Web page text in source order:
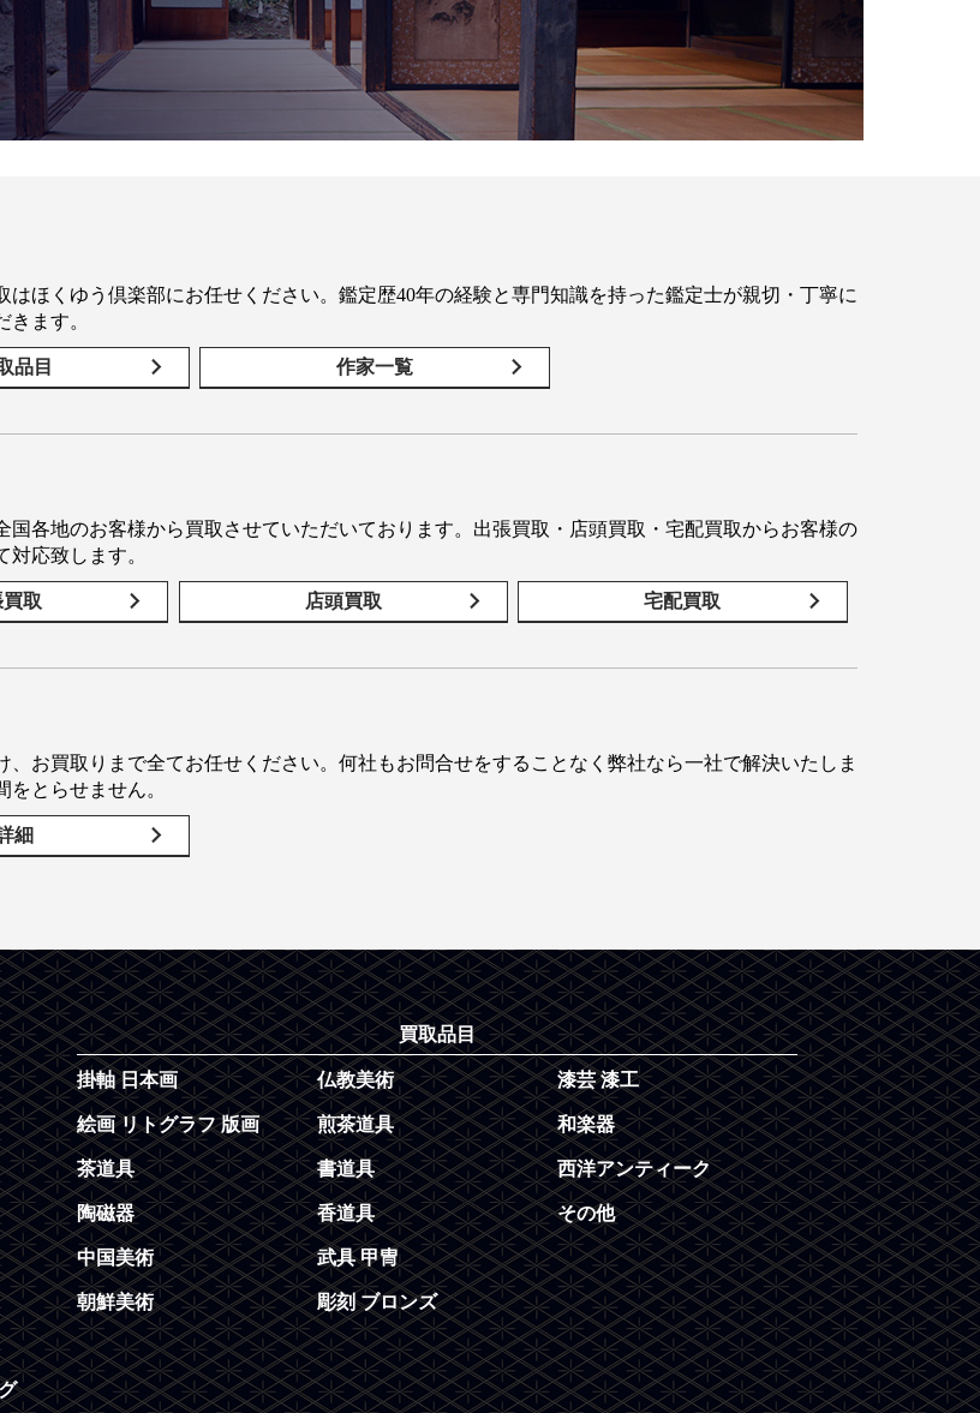
はほくゆう倶楽部にお任せください。鑑定歴40年の経験と専門知識を持った鑑定士が親切・丁寧に
きます。
品目 作家一覧
国各地のお客様から買取させていただいております。出張買取・店頭買取・宅配買取からお客様の
対応致します。
取 店頭買取 宅配買取
、お買取りまで全てお任せください。何社もお問合せをすることなく弊社なら一社で解決いたしま
をとらせません。
細
買取品目
掛軸 日本画
絵画 リトグラフ 版画
茶道具
陶磁器
中国美術
朝鮮美術
仏教美術
煎茶道具
書道具
香道具
武具 甲冑
彫刻 ブロンズ
漆芸 漆工
和楽器
西洋アンティーク
その他